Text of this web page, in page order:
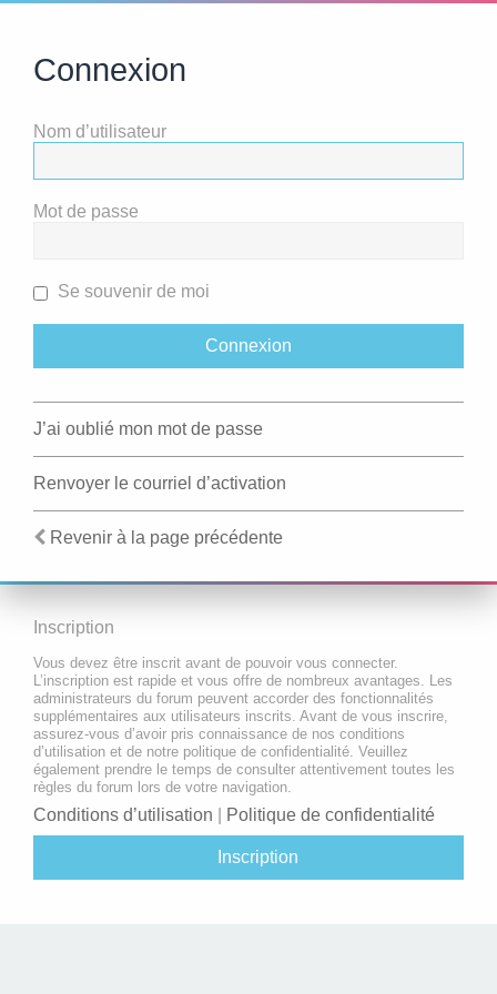
Connexion
Nom d’utilisateur
Mot de passe
Se souvenir de moi
J’ai oublié mon mot de passe
Renvoyer le courriel d’activation
Revenir à la page précédente
Inscription
Vous devez être inscrit avant de pouvoir vous connecter.
L’inscription est rapide et vous offre de nombreux avantages. Les
administrateurs du forum peuvent accorder des fonctionnalités
supplémentaires aux utilisateurs inscrits. Avant de vous inscrire,
assurez-vous d’avoir pris connaissance de nos conditions
d’utilisation et de notre politique de confidentialité. Veuillez
également prendre le temps de consulter attentivement toutes les
règles du forum lors de votre navigation.
Conditions d’utilisation Politique de confidentialité
Inscription